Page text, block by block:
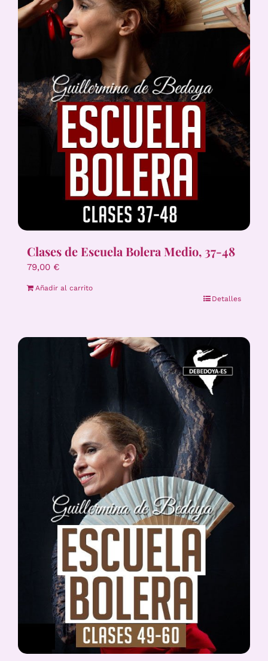
Clases de Escuela Bolera Medio, 37-48
79,00 €
Añadir al carrito
Detalles